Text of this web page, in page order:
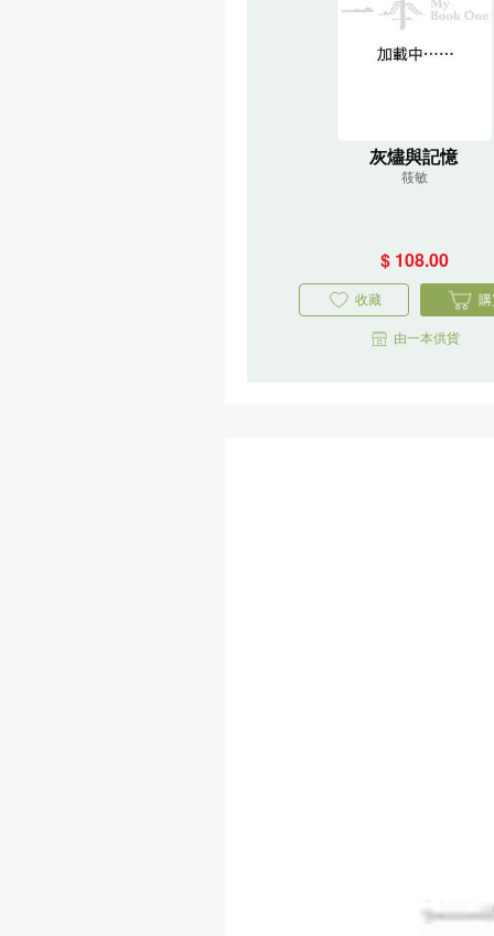
灰燼與記憶
筱敏
$ 108.00
收藏
由一本供貨